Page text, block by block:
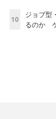
10
ジョブ型
るのか